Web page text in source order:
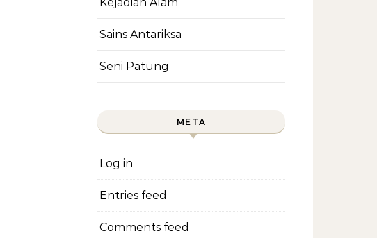
Sains Antariksa
Seni Patung
META
Log in
Entries feed
Comments feed